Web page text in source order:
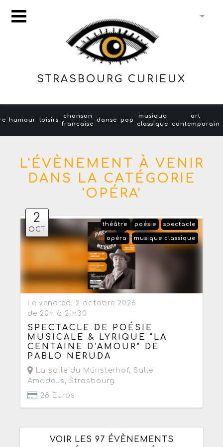
STRASBOURG CURIEUX
humour loisirs
chanson
francaise
danse pop
musique
classique
art
contemporain
L'ÉVÈNEMENT À VENIR
DANS LA CATÉGORIE
'OPÉRA'
2
OCT
spectacle
poésie
théâtre
musique classique
opéra
Le vendredi 2 octobre 2026
de 20h à 21h30
SPECTACLE DE POÉSIE
MUSICALE & LYRIQUE "LA
CENTAINE D'AMOUR" DE
PABLO NERUDA
La salle du Münsterhof, Salle
Amadeus, Strasbourg
28 Euros
VOIR LES 97 ÉVÈNEMENTS